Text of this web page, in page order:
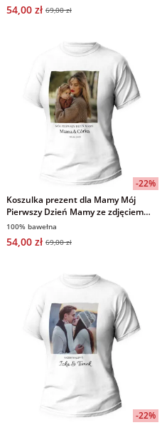
54,00 zł 69,00 zł
-22%
Koszulka prezent dla Mamy Mój
Pierwszy Dzień Mamy ze zdjęciem
własnym tekstem biała damska
100% bawełna
54,00 zł 69,00 zł
-22%